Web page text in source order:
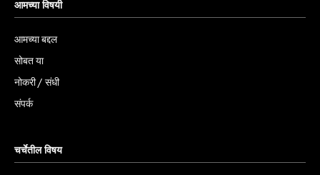
आमच्या विषयी
आमच्या बद्दल
सोबत या
नोकरी / संधी
संपर्क
चर्चेतील विषय